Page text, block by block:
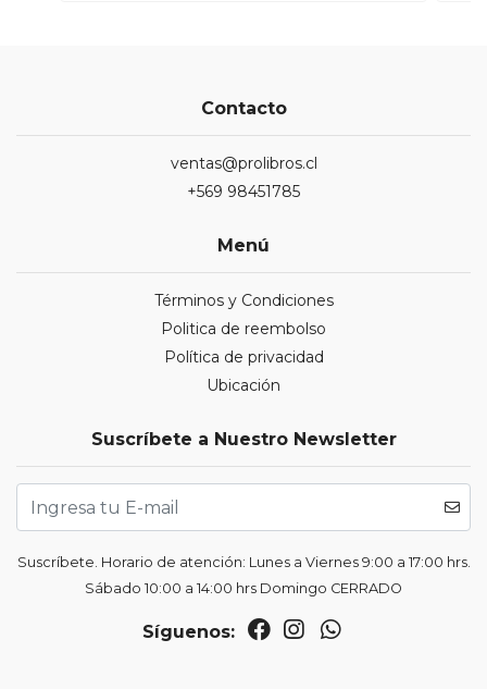
Contacto
ventas@prolibros.cl
+569 98451785
Menú
Términos y Condiciones
Politica de reembolso
Política de privacidad
Ubicación
Suscríbete a Nuestro Newsletter
Suscríbete. Horario de atención: Lunes a Viernes 9:00 a 17:00 hrs.
Sábado 10:00 a 14:00 hrs Domingo CERRADO
Síguenos: